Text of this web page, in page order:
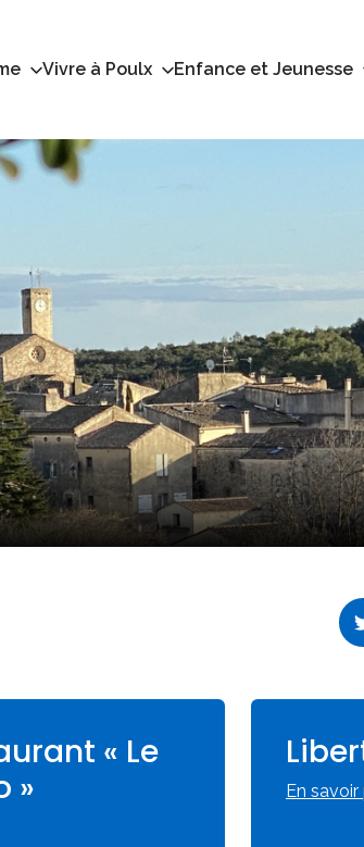
Vivre à Poulx Enfance et Jeunesse
« Le
»
En savoir